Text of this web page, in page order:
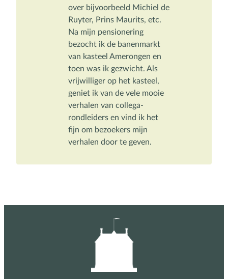
over bijvoorbeeld Michiel de
Ruyter, Prins Maurits, etc.
Na mijn pensionering
bezocht ik de banenmarkt
van kasteel Amerongen en
toen was ik gezwicht. Als
vrijwilliger op het kasteel,
geniet ik van de vele mooie
verhalen van collega-
rondleiders en vind ik het
fijn om bezoekers mijn
verhalen door te geven.